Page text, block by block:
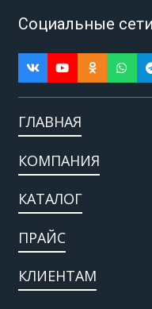
Социальные
ГЛАВНАЯ
КОМПАНИЯ
КАТАЛОГ
ПРАЙС
КЛИЕНТАМ